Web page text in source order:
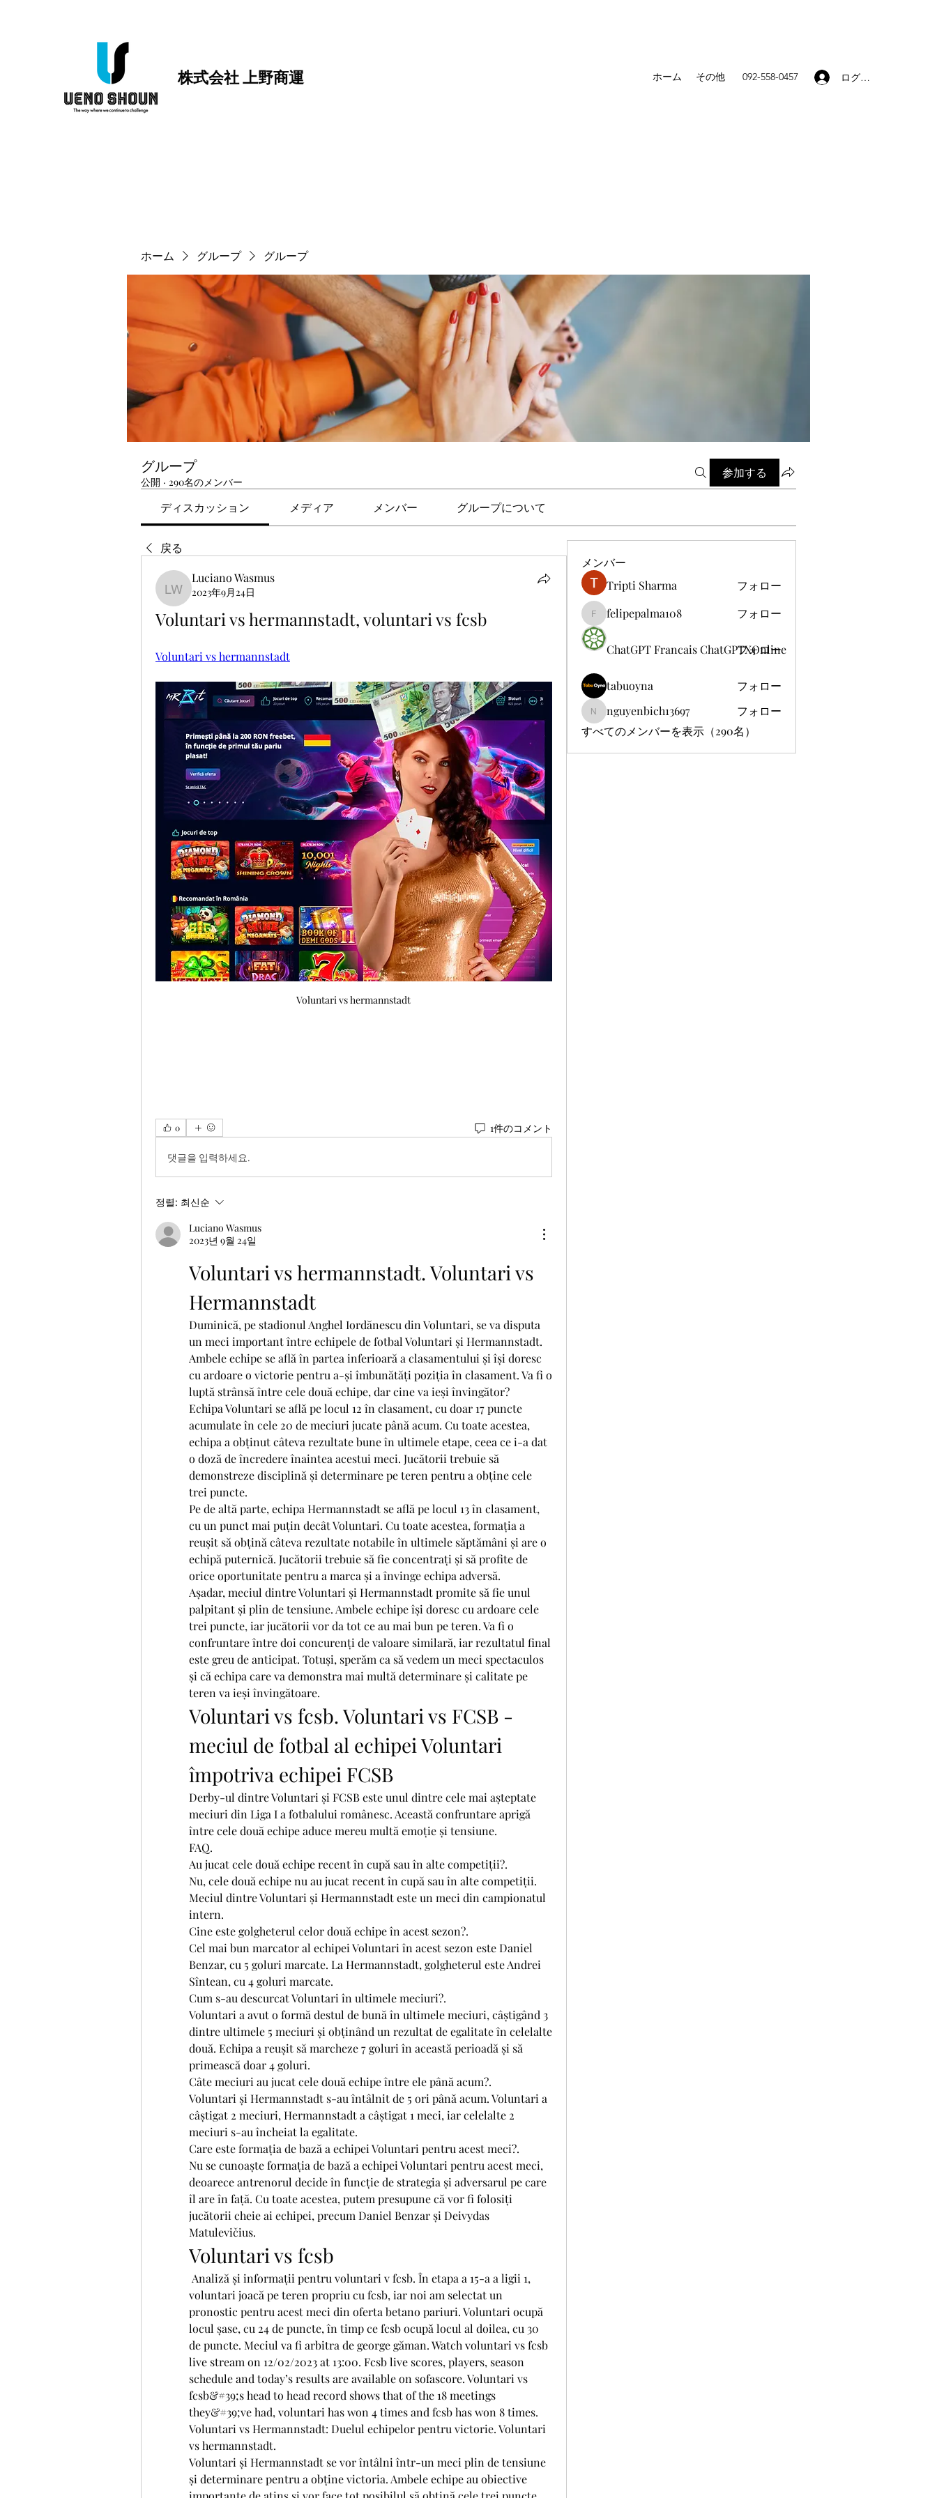
株式会社 上野商運 ホーム その他 092-558-0457 ログイン
ホーム グループ グループ
グループ
公開 · 290名のメンバー
参加する
ディスカッション メディア メンバー グループについて
戻る
Luciano Wasmus
Luciano Wasmus
2023年9月24日
Voluntari vs hermannstadt, voluntari vs fcsb
Voluntari vs hermannstadt
Voluntari vs hermannstadt
0 1件のコメント
댓글을 입력하세요.
정렬: 최신순
Luciano Wasmus
2023년 9월 24일
Voluntari vs hermannstadt. Voluntari vs
Hermannstadt
Duminică, pe stadionul Anghel Iordănescu din Voluntari, se va disputa
un meci important între echipele de fotbal Voluntari și Hermannstadt.
Ambele echipe se află în partea inferioară a clasamentului și își doresc
cu ardoare o victorie pentru a-și îmbunătăți poziția în clasament. Va fi o
luptă strânsă între cele două echipe, dar cine va ieși învingător?
Echipa Voluntari se află pe locul 12 în clasament, cu doar 17 puncte
acumulate în cele 20 de meciuri jucate până acum. Cu toate acestea,
echipa a obținut câteva rezultate bune în ultimele etape, ceea ce i-a dat
o doză de încredere înaintea acestui meci. Jucătorii trebuie să
demonstreze disciplină și determinare pe teren pentru a obține cele
trei puncte.
Pe de altă parte, echipa Hermannstadt se află pe locul 13 în clasament,
cu un punct mai puțin decât Voluntari. Cu toate acestea, formația a
reușit să obțină câteva rezultate notabile în ultimele săptămâni și are o
echipă puternică. Jucătorii trebuie să fie concentrați și să profite de
orice oportunitate pentru a marca și a învinge echipa adversă.
Așadar, meciul dintre Voluntari și Hermannstadt promite să fie unul
palpitant și plin de tensiune. Ambele echipe își doresc cu ardoare cele
trei puncte, iar jucătorii vor da tot ce au mai bun pe teren. Va fi o
confruntare între doi concurenți de valoare similară, iar rezultatul final
este greu de anticipat. Totuși, sperăm ca să vedem un meci spectaculos
și că echipa care va demonstra mai multă determinare și calitate pe
teren va ieși învingătoare.
Voluntari vs fcsb. Voluntari vs FCSB -
meciul de fotbal al echipei Voluntari
împotriva echipei FCSB
Derby-ul dintre Voluntari și FCSB este unul dintre cele mai așteptate
meciuri din Liga I a fotbalului românesc. Această confruntare aprigă
între cele două echipe aduce mereu multă emoție și tensiune.
FAQ.
Au jucat cele două echipe recent în cupă sau în alte competiții?.
Nu, cele două echipe nu au jucat recent în cupă sau în alte competiții.
Meciul dintre Voluntari și Hermannstadt este un meci din campionatul
intern.
Cine este golgheterul celor două echipe în acest sezon?.
Cel mai bun marcator al echipei Voluntari în acest sezon este Daniel
Benzar, cu 5 goluri marcate. La Hermannstadt, golgheterul este Andrei
Sîntean, cu 4 goluri marcate.
Cum s-au descurcat Voluntari în ultimele meciuri?.
Voluntari a avut o formă destul de bună în ultimele meciuri, câștigând 3
dintre ultimele 5 meciuri și obținând un rezultat de egalitate în celelalte
două. Echipa a reușit să marcheze 7 goluri în această perioadă și să
primească doar 4 goluri.
Câte meciuri au jucat cele două echipe între ele până acum?.
Voluntari și Hermannstadt s-au întâlnit de 5 ori până acum. Voluntari a
câștigat 2 meciuri, Hermannstadt a câștigat 1 meci, iar celelalte 2
meciuri s-au încheiat la egalitate.
Care este formația de bază a echipei Voluntari pentru acest meci?.
Nu se cunoaște formația de bază a echipei Voluntari pentru acest meci,
deoarece antrenorul decide în funcție de strategia și adversarul pe care
îl are în față. Cu toate acestea, putem presupune că vor fi folosiți
jucătorii cheie ai echipei, precum Daniel Benzar și Deivydas
Matulevičius.
Voluntari vs fcsb
voluntari joacă pe teren propriu cu fcsb, iar noi am selectat un
pronostic pentru acest meci din oferta betano pariuri. Voluntari ocupă
locul șase, cu 24 de puncte, în timp ce fcsb ocupă locul al doilea, cu 30
de puncte. Meciul va fi arbitra de george găman. Watch voluntari vs fcsb
live stream on 12/02/2023 at 13:00. Fcsb live scores, players, season
schedule and today’s results are available on sofascore. Voluntari vs
fcsb&#39;s head to head record shows that of the 18 meetings
they&#39;ve had, voluntari has won 4 times and fcsb has won 8 times.
Voluntari vs Hermannstadt: Duelul echipelor pentru victorie. Voluntari
vs hermannstadt.
Voluntari și Hermannstadt se vor întâlni într-un meci plin de tensiune
și determinare pentru a obține victoria. Ambele echipe au obiective
メンバー
Tripti Sharma
フォロー
felipepalma108
felipepalma108 フォロー
ChatGPT Francais ChatGPTXOnline
フォロー
tabuoyna フォロー
nguyenbich13697
nguyenbich13697
フォロー
すべてのメンバーを表示（290名）